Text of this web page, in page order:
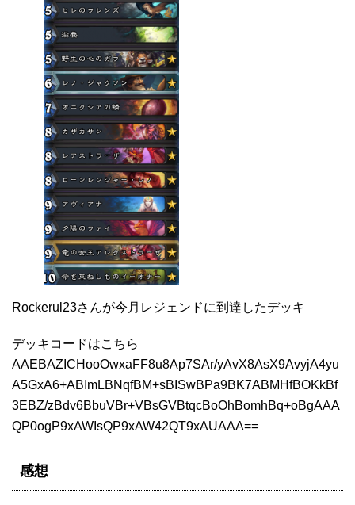
Rockerul23さんが今月レジェンドに到達したデッキ
デッキコードはこちら
AAEBAZICHooOwxaFF8u8Ap7SAr/yAvX8AsX9AvyjA4yu
A5GxA6+ABImLBNqfBM+sBISwBPa9BK7ABMHfBOKkBf
3EBZ/zBdv6BbuVBr+VBsGVBtqcBoOhBomhBq+oBgAAA
QP0ogP9xAWIsQP9xAW42QT9xAUAAA==
感想